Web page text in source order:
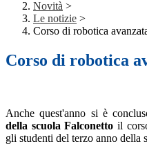
Novità >
Le notizie >
Corso di robotica
Corso di robotica
Anche quest'anno si è
della scuola Falconettoil
gli studenti del terzo anno della